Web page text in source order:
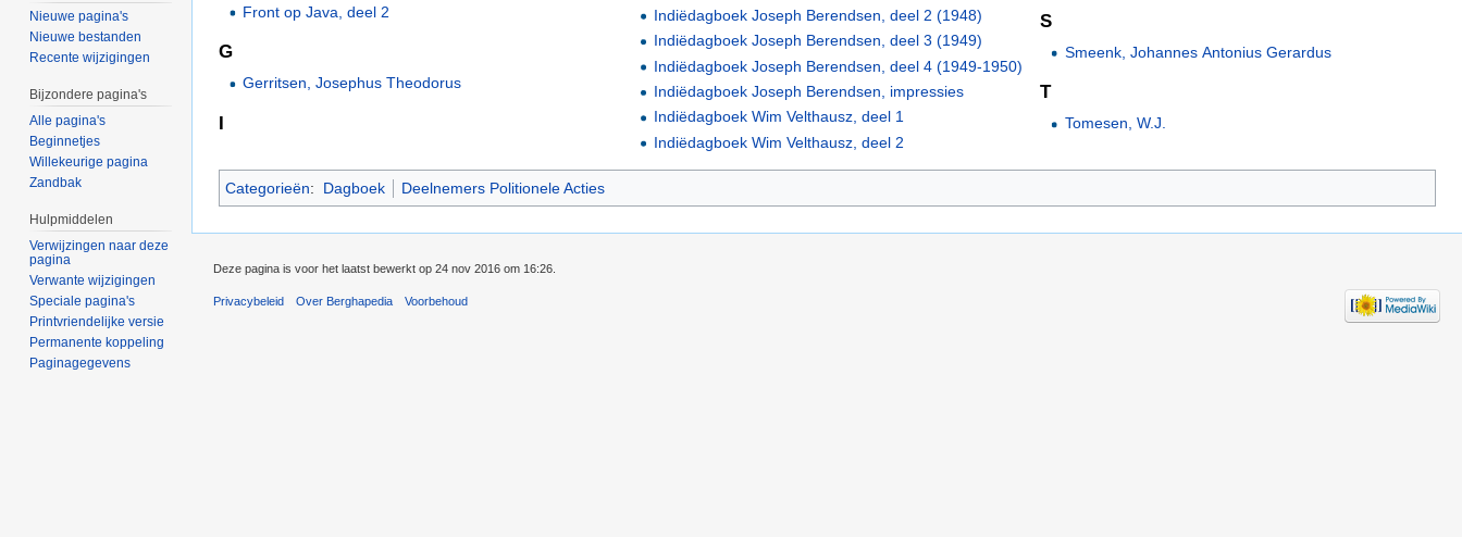
Front op Java, deel 2
G
Gerritsen, Josephus Theodorus
I
Indiëdagboek Joseph Berendsen, deel 2 (1948)
Indiëdagboek Joseph Berendsen, deel 3 (1949)
Indiëdagboek Joseph Berendsen, deel 4 (1949-1950)
Indiëdagboek Joseph Berendsen, impressies
Indiëdagboek Wim Velthausz, deel 1
Indiëdagboek Wim Velthausz, deel 2
S
Smeenk, Johannes Antonius Gerardus
T
Tomesen, W.J.
Categorieën: Dagboek Deelnemers Politionele Acties
Nieuwe pagina's
Nieuwe bestanden
Recente wijzigingen
Bijzondere pagina's
Alle pagina's
Beginnetjes
Willekeurige pagina
Zandbak
Hulpmiddelen
Verwijzingen naar deze
pagina
Verwante wijzigingen
Speciale pagina's
Printvriendelijke versie
Permanente koppeling
Paginagegevens
Deze pagina is voor het laatst bewerkt op 24 nov 2016 om 16:26.
Privacybeleid Over Berghapedia Voorbehoud